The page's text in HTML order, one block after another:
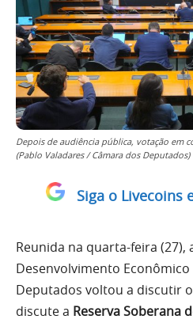
Depois de audiência pública, votação em
(Pablo Valadares / Câmara dos Deputados)
Siga o Livecoins
Reunida na quarta-feira (27),
Desenvolvimento Econômico
Deputados voltou a discutir
discute a Reserva Soberana